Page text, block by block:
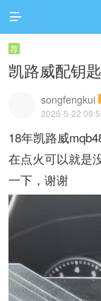

荐
凯路威配钥匙
songfengkui
2026-5-22
18年凯路威
在点火可以就是
一下，谢谢